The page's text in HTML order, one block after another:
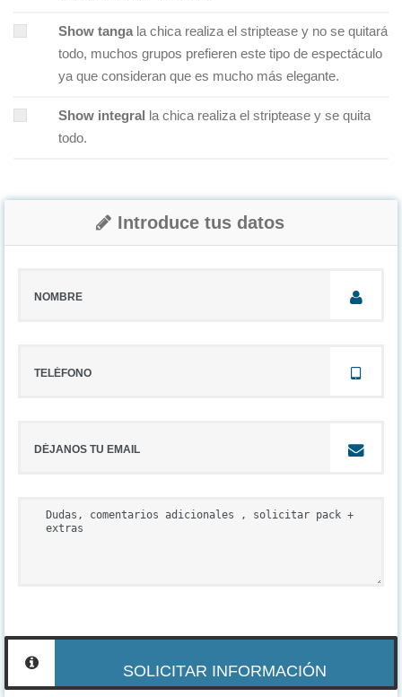
Show tanga la chica realiza el striptease y no se quitará
todo, muchos grupos prefieren este tipo de espectáculo
ya que consideran que es mucho más elegante.
Show integral la chica realiza el striptease y se quita
todo.
Introduce tus datos
SOLICITAR INFORMACIÓN